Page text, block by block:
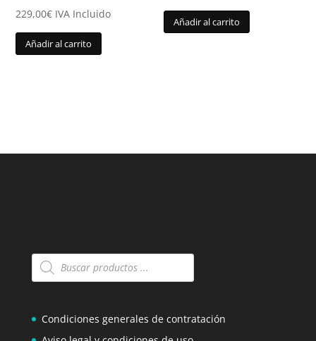
229,00€ IVA Incluido
Añadir al carrito
Añadir al carrito
Búsqueda
Condiciones generales de contratación